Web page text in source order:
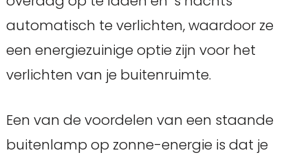
automatisch te verlichten, waardoor ze
een energiezuinige optie zijn voor het
verlichten van je buitenruimte.
Een van de voordelen van een staande
buitenlamp op zonne-energie is dat je